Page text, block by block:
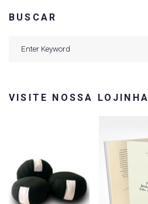
BUSCAR
VISITE NOSSA LOJINHA